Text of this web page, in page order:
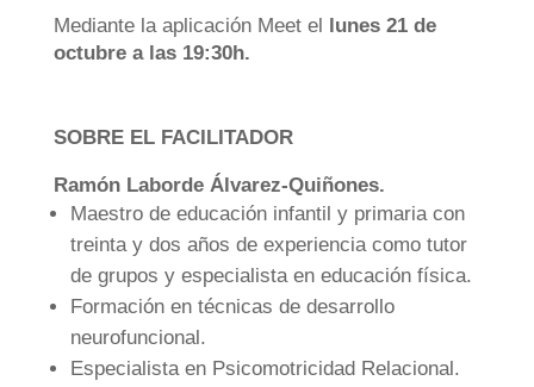
Mediante la aplicación Meet el
lunes 21 de
octubre a las 19:30h.
SOBRE EL FACILITADOR
Ramón Laborde Álvarez-Quiñones.
Maestro de educación infantil y primaria con
treinta y dos años de experiencia como tutor
de grupos y especialista en educación física.
Formación en técnicas de desarrollo
neurofuncional.
Especialista en Psicomotricidad Relacional.